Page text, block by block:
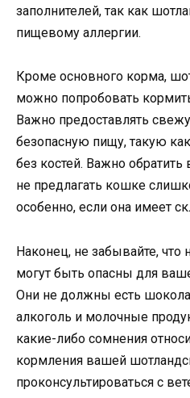
заполнителей, так как
пищевому аллергии.
Кроме основного корма,
можно попробовать
Важно предоставлять
безопасную пищу, такую
без костей. Важно
не предлагать кошке
особенно, если она имеет
Наконец, не забывайте, что
могут быть опасны для
Они не должны есть
алкоголь и молочные
какие-либо сомнения
кормления вашей
проконсультироваться с